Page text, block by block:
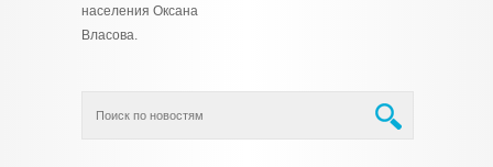
населения Оксана
Власова.